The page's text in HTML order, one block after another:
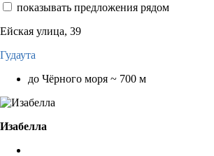
показывать предложения рядом
Ейская улица, 39
Гудаута
до Чёрного моря ~ 700 м
Изабелла